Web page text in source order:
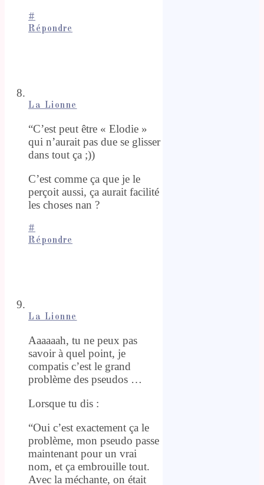
#
Répondre
La Lionne
“C’est peut être « Elodie »
qui n’aurait pas due se glisser
dans tout ça ;))
C’est comme ça que je le
perçoit aussi, ça aurait facilité
les choses nan ?
#
Répondre
La Lionne
Aaaaaah, tu ne peux pas
savoir à quel point, je
compatis c’est le grand
problème des pseudos …
Lorsque tu dis :
“Oui c’est exactement ça le
problème, mon pseudo passe
maintenant pour un vrai
nom, et ça embrouille tout.
Avec la méchante, on était